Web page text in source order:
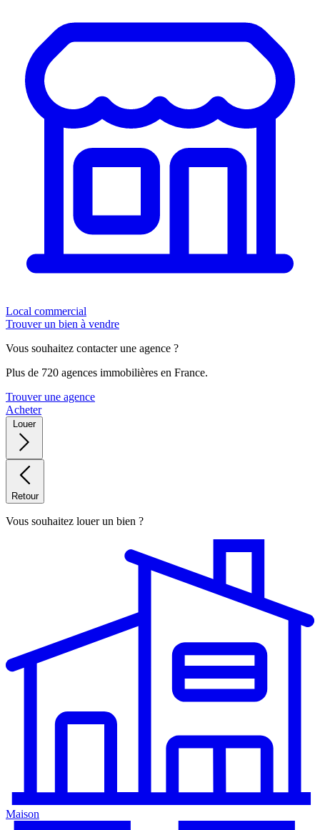
Local commercial
Trouver un bien à vendre
Vous souhaitez contacter une agence ?
Plus de 720 agences immobilières en France.
Trouver une agence
Acheter
Louer
Retour
Vous souhaitez louer un bien ?
Maison